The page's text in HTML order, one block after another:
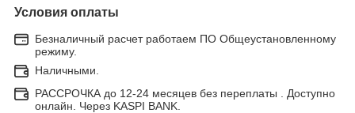
Условия оплаты
Безналичный расчет работаем ПО Общеустановленному
режиму.
Наличными.
РАССРОЧКА до 12-24 месяцев без переплаты . Доступно
онлайн. Через KASPI BANK.